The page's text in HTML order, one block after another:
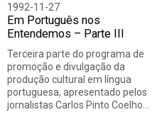
1992-11-27
Em Português nos
Entendemos – Parte III
Terceira parte do programa de
promoção e divulgação da
produção cultural em língua
portuguesa, apresentado pelos
jornalistas Carlos Pinto Coelho…